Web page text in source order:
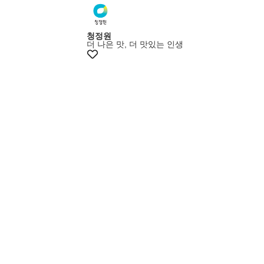
멤버스25%쿠폰
청정원
더 나은 맛, 더 맛있는 인생